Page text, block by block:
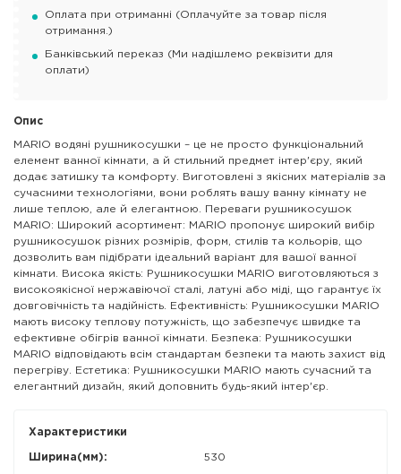
Оплата при отриманні (Оплачуйте за товар після
отримання.)
Банківський переказ (Ми надішлемо реквізити для
оплати)
Опис
MARIO водяні рушникосушки – це не просто функціональний
елемент ванної кімнати, а й стильний предмет інтер'єру, який
додає затишку та комфорту. Виготовлені з якісних матеріалів за
сучасними технологіями, вони роблять вашу ванну кімнату не
лише теплою, але й елегантною. Переваги рушникосушок
MARIO: Широкий асортимент: MARIO пропонує широкий вибір
рушникосушок різних розмірів, форм, стилів та кольорів, що
дозволить вам підібрати ідеальний варіант для вашої ванної
кімнати. Висока якість: Рушникосушки MARIO виготовляються з
високоякісної нержавіючої сталі, латуні або міді, що гарантує їх
довговічність та надійність. Ефективність: Рушникосушки MARIO
мають високу теплову потужність, що забезпечує швидке та
ефективне обігрів ванної кімнати. Безпека: Рушникосушки
MARIO відповідають всім стандартам безпеки та мають захист від
перегріву. Естетика: Рушникосушки MARIO мають сучасний та
елегантний дизайн, який доповнить будь-який інтер'єр.
Характеристики
Ширина(мм): 530